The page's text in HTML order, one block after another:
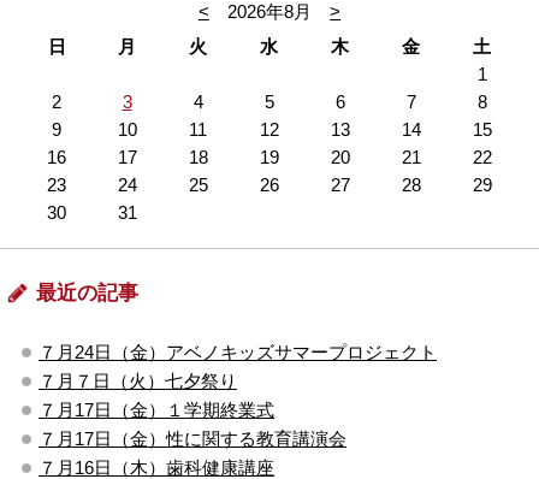
< 2026年8月
>
日
月 火 水 木 金
土
1
2
3 4 5 6 7
8
9
10 11 12 13 14
15
16
17 18 19 20 21
22
23
24 25 26 27 28
29
30
31
最近の記事
７月24日（金）アベノキッズサマープロジェクト
７月７日（火）七夕祭り
７月17日（金）１学期終業式
７月17日（金）性に関する教育講演会
７月16日（木）歯科健康講座